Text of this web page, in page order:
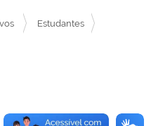
Estudantes